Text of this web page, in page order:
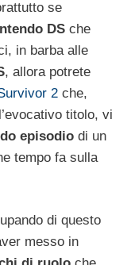
se
DS che
in barba alle
, allora potrete
2 che,
titolo, vi
episodio di un
tempo fa sulla
di questo
messo in